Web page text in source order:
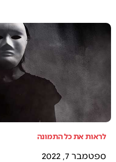
לראות את כל התמונה
ספטמבר 7, 2022